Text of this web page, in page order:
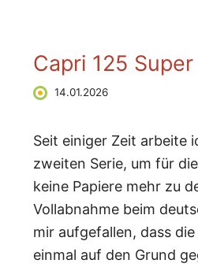
Capri 125
14.01.2026
Seit einiger Zeit arbeite
zweiten Serie, um für
keine Papiere mehr zu
Vollabnahme beim
mir aufgefallen, dass
einmal auf den Grund